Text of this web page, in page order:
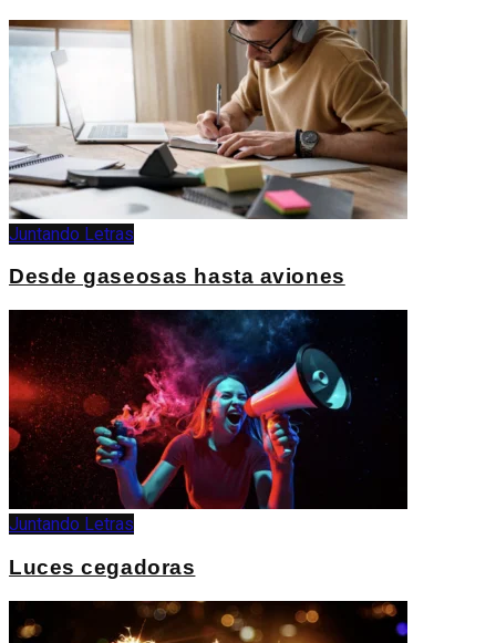
Juntando Letras
Desde gaseosas hasta aviones
Juntando Letras
Luces cegadoras